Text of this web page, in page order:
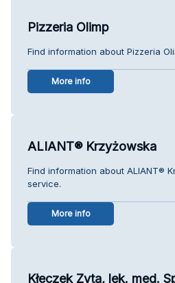
Pizzeria Olimp
Find information about Pizzeria
More info
ALIANT® Krzyżowska
Find information about ALIANT®
service.
More info
Kłeczek Zyta, lek. med.